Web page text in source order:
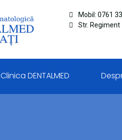
Mobil: 0761
Str. Regiment
Clinica DENTALMED